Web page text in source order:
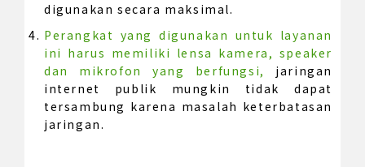
digunakan secara maksimal.
Perangkat yang digunakan untuk layanan
ini harus memiliki lensa kamera, speaker
dan mikrofon yang berfungsi, jaringan
internet publik mungkin tidak dapat
tersambung karena masalah keterbatasan
jaringan.